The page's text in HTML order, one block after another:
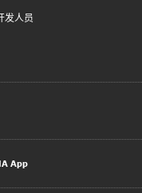
发人员
App